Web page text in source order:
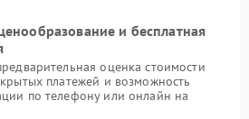
и бесплатная
оценка стоимости
платежей и возможность
по телефону или онлайн на